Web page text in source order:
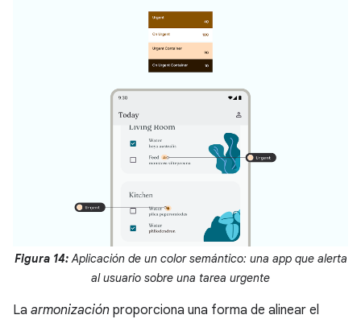
Figura 14:Aplicación de un color semántico: una app que alerta
al usuario sobre una tarea urgente
La armonización proporciona una forma de alinear el